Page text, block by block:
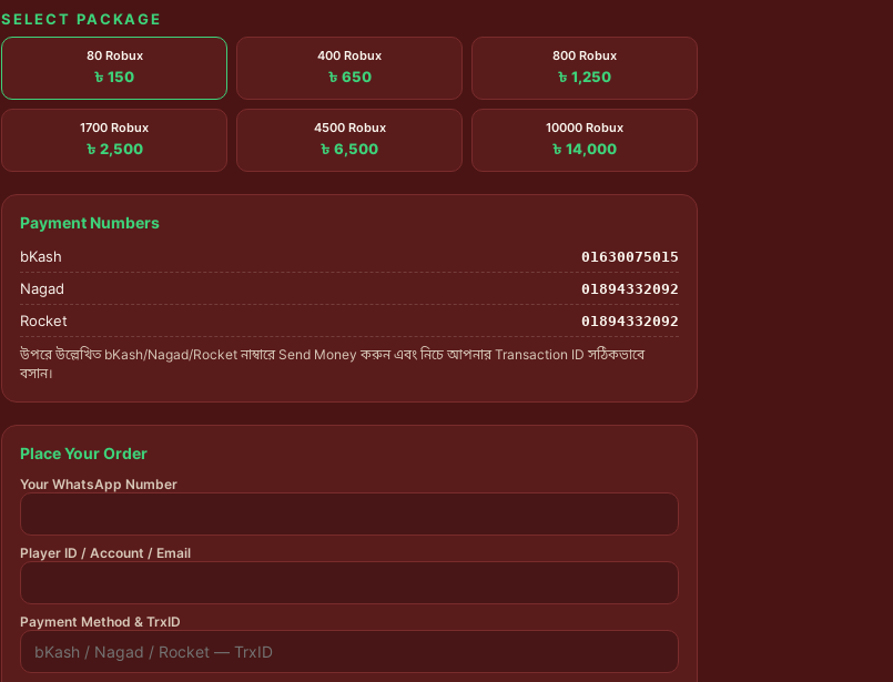
SELECT PACKAGE
80 Robux
৳ 150
400 Robux
৳ 650
800 Robux
৳ 1,250
1700 Robux
৳ 2,500
4500 Robux
৳ 6,500
10000 Robux
৳ 14,000
Payment Numbers
bKash 01630075015
Nagad 01894332092
Rocket 01894332092
উপরে উল্লেখিত bKash/Nagad/Rocket নাম্বারে Send Money করুন এবং নিচে আপনার Transaction ID সঠিকভাবে
বসান।
Place Your Order
Your WhatsApp Number
Player ID / Account / Email
Payment Method & TrxID